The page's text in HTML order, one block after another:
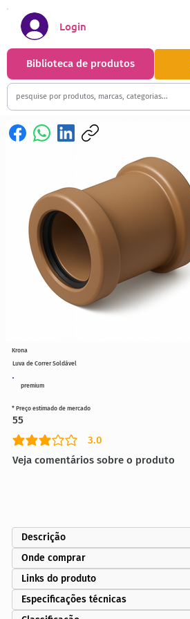
Biblioteca de produtos
Login
premium
Luva de Correr Soldável
3.0
classificação média é 3 de 5
Veja comentários sobre o produto
* Preço estimado de mercado
55
Krona
Descrição
Onde comprar
Links do produto
Especificações técnicas